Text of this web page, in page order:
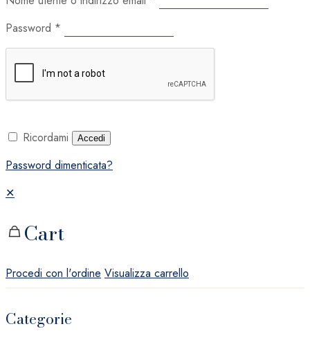
Password *
Ricordami Accedi
Password dimenticata?
✕
Cart
Procedi con l'ordine Visualizza carrello
Categorie